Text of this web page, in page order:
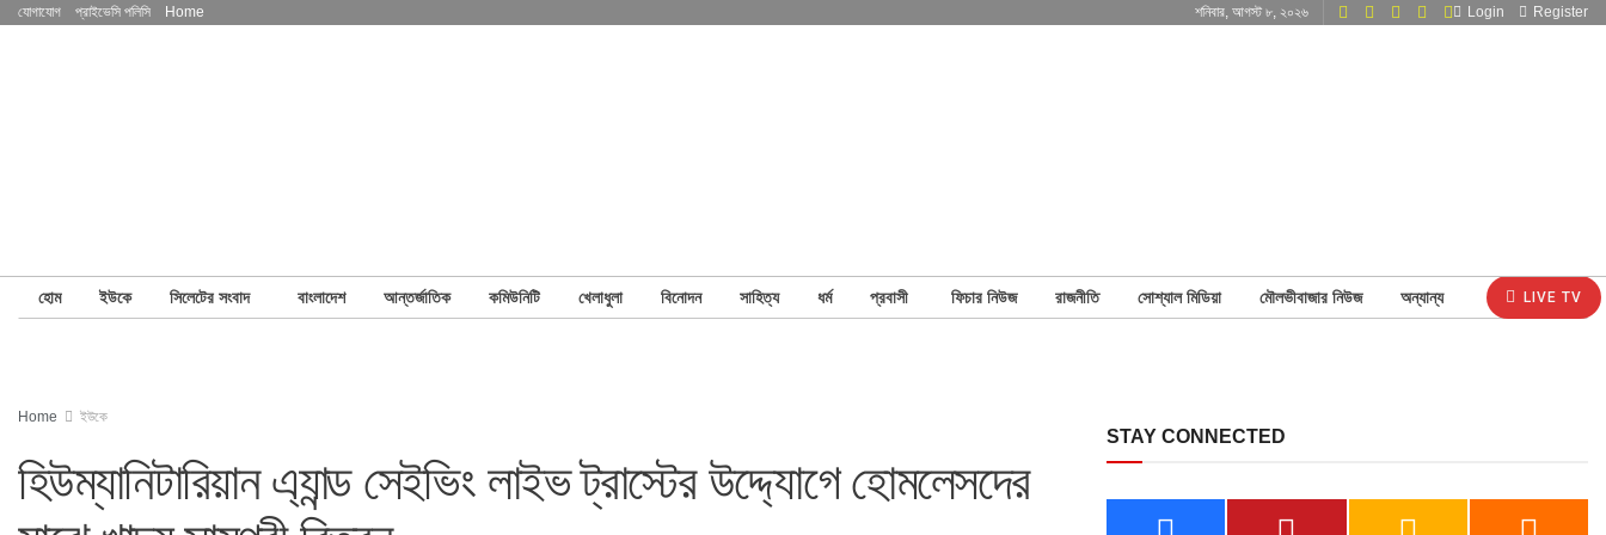
যোগাযোগ প্রাইভেসি পলিসি Home শনিবার, আগস্ট ৮, ২০২৬ Login Register
হোম ইউকে সিলেটের সংবাদ বাংলাদেশ আন্তর্জাতিক কমিউনিটি খেলাধুলা বিনোদন সাহিত্য ধর্ম প্রবাসী ফিচার নিউজ রাজনীতি সোশ্যাল মিডিয়া মৌলভীবাজার নিউজ অন্যান্য LIVE TV
Home ইউকে
হিউম্যানিটারিয়ান এ্যান্ড সেইভিং লাইভ ট্রাস্টের উদ্দ্যোগে হোমলেসদের
STAY CONNECTED